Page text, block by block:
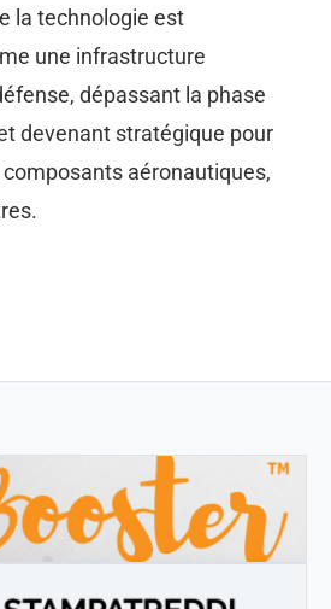
la technologie est
une infrastructure
dépassant la phase
devenant stratégique pour
composants aéronautiques,